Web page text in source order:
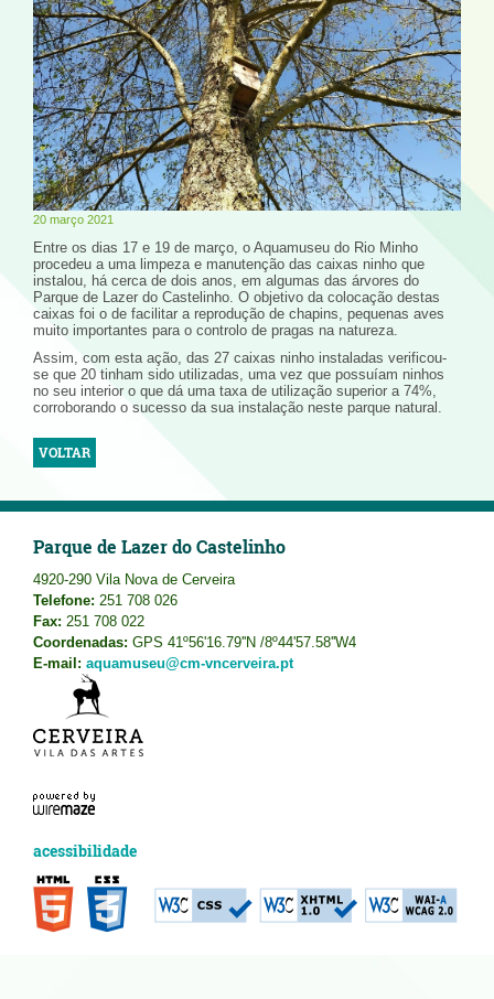
20 março 2021
Entre os dias 17 e 19 de março, o Aquamuseu do Rio Minho
procedeu a uma limpeza e manutenção das caixas ninho que
instalou, há cerca de dois anos, em algumas das árvores do
Parque de Lazer do Castelinho. O objetivo da colocação destas
caixas foi o de facilitar a reprodução de chapins, pequenas aves
muito importantes para o controlo de pragas na natureza.
Assim, com esta ação, das 27 caixas ninho instaladas verificou-
se que 20 tinham sido utilizadas, uma vez que possuíam ninhos
no seu interior o que dá uma taxa de utilização superior a 74%,
corroborando o sucesso da sua instalação neste parque natural.
VOLTAR
Parque de Lazer do Castelinho
4920-290 Vila Nova de Cerveira
Telefone: 251 708 026
Fax: 251 708 022
Coordenadas: GPS 41º56'16.79''N /8º44'57.58''W4
E-mail: aquamuseu@cm-vncerveira.pt
acessibilidade